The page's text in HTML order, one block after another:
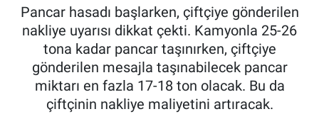
Pancar hasadı başlarken, çiftçiye gönderilen
nakliye uyarısı dikkat çekti. Kamyonla 25-26
tona kadar pancar taşınırken, çiftçiye
gönderilen mesajla taşınabilecek pancar
miktarı en fazla 17-18 ton olacak. Bu da
çiftçinin nakliye maliyetini artıracak.
Tarım Kredi Kooperatifleri
Pankobirlik
Et fiyatları